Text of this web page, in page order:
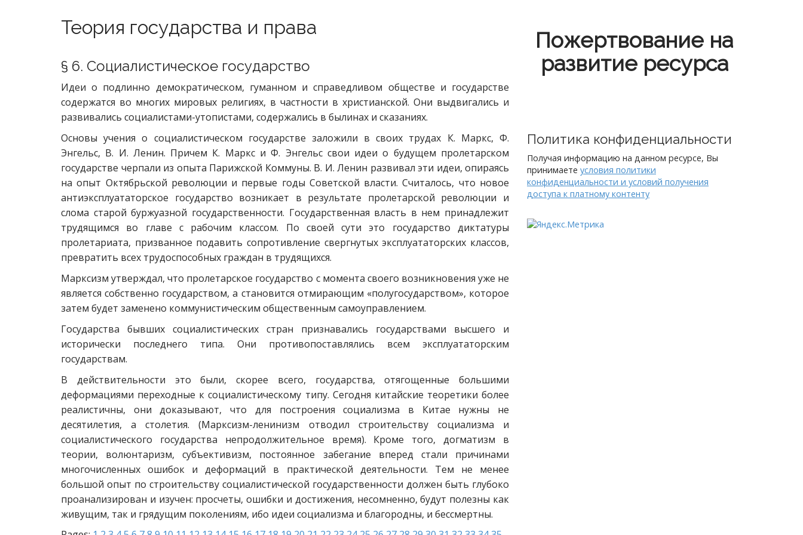
Теория государства и права
§ 6. Социалистическое государство
Идеи о подлинно демократическом, гуманном и справедливом обществе и государстве
содержатся во многих мировых религиях, в частности в христианской. Они выдвигались и
развивались социалистами-утопистами, содержались в былинах и сказаниях.
Основы учения о социалистическом государстве заложили в своих трудах К. Маркс, Ф.
Энгельс, В. И. Ленин. Причем К. Маркс и Ф. Энгельс свои идеи о будущем пролетарском
государстве черпали из опыта Парижской Коммуны. В. И. Ленин развивал эти идеи, опираясь
на опыт Октябрьской революции и первые годы Советской власти. Считалось, что новое
антиэксплуататорское государство возникает в результате пролетарской революции и
слома старой буржуазной государственности. Государственная власть в нем принадлежит
трудящимся во главе с рабочим классом. По своей сути это государство диктатуры
пролетариата, призванное подавить сопротивление свергнутых эксплуататорских классов,
превратить всех трудоспособных граждан в трудящихся.
Марксизм утверждал, что пролетарское государство с момента своего возникновения уже не
является собственно государством, а становится отмирающим «полугосударством», которое
затем будет заменено коммунистическим общественным самоуправлением.
Государства бывших социалистических стран признавались государствами высшего и
исторически последнего типа. Они противопоставлялись всем эксплуататорским
государствам.
В действительности это были, скорее всего, государства, отягощенные большими
деформациями переходные к социалистическому типу. Сегодня китайские теоретики более
реалистичны, они доказывают, что для построения социализма в Китае нужны не
десятилетия, а столетия. (Марксизм-ленинизм отводил строительству социализма и
социалистического государства непродолжительное время). Кроме того, догматизм в
теории, волюнтаризм, субъективизм, постоянное забегание вперед стали причинами
многочисленных ошибок и деформаций в практической деятельности. Тем не менее
большой опыт по строительству социалистической государственности должен быть глубоко
проанализирован и изучен: просчеты, ошибки и достижения, несомненно, будут полезны как
живущим, так и грядущим поколениям, ибо идеи социализма и благородны, и бессмертны.
Пожертвование на
развитие ресурса
Политика конфиденциальности
Получая информацию на данном ресурсе, Вы
принимаете условия политики
конфиденциальности и условий получения
доступа к платному контенту